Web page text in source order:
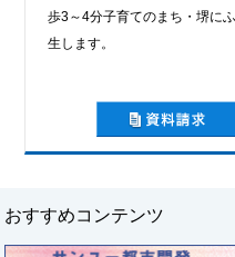
歩3～4分子育てのまち・堺に
生します。
おすすめコンテンツ